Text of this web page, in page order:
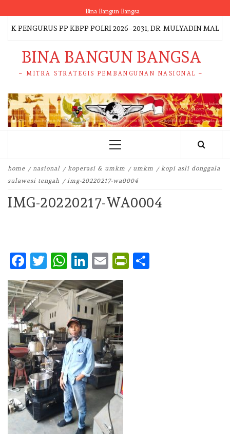
to
content
Bina Bangun Bangsa
PP KBPP POLRI 2026–2031, DR. MULYADIN MALIK
BINA BANGUN BANGSA
– MITRA STRATEGIS PEMBANGUNAN NASIONAL –
Primary
home nasional koperasi & umkm umkm
kopi asli donggala
sulawesi tengah
img-20220217-wa0004
IMG-20220217-WA0004
Facebook
Twitter
WhatsApp
LinkedIn
EmailPrintFriendly